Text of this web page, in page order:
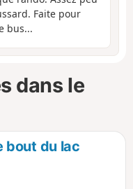
Faite pour
bus...
dans le
bout du lac